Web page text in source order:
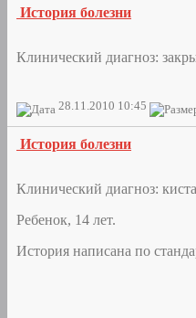
История болезни
Клинический диагноз:
28.11.2010 10:45
История болезни
Клинический диагноз:
Ребенок, 14 лет.
История написана по